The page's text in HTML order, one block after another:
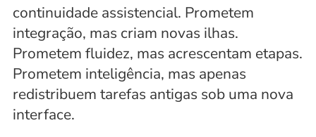
continuidade assistencial. Prometem
integração, mas criam novas ilhas.
Prometem fluidez, mas acrescentam etapas.
Prometem inteligência, mas apenas
redistribuem tarefas antigas sob uma nova
interface.